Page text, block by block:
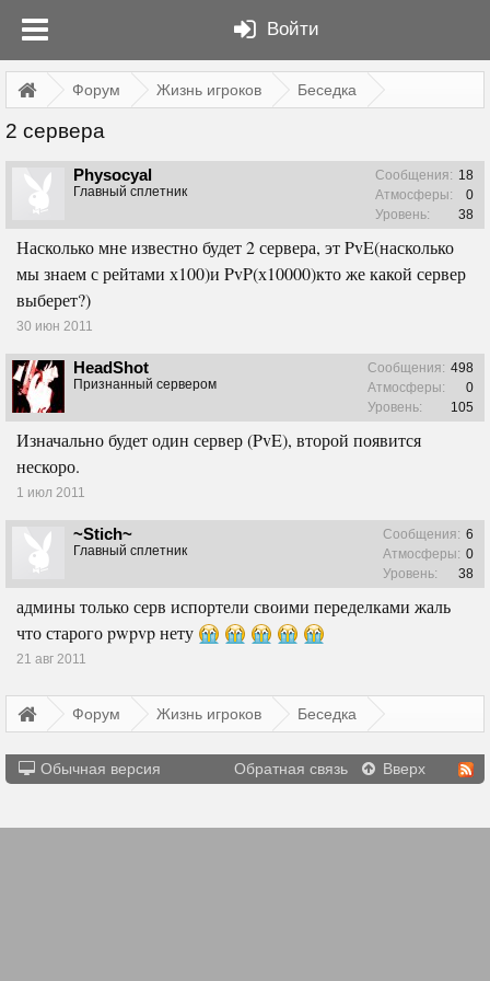
Войти
Форум Жизнь игроков Беседка
2 сервера
Physocyal
Главный сплетник
Сообщения: 18
Атмосферы:
0
Уровень:
38
Насколько мне известно будет 2 сервера, эт PvE(насколько
мы знаем с рейтами х100)и PvP(х10000)кто же какой сервер
выберет?)
30 июн 2011
HeadShot
Признанный сервером
Сообщения: 498
Атмосферы:
0
Уровень:
105
Изначально будет один сервер (PvE), второй появится
нескоро.
1 июл 2011
~Stich~
Главный сплетник
Сообщения: 6
Атмосферы: 0
Уровень:
38
админы только серв испортели своими переделками жаль
что старого pwpvp нету
21 авг 2011
Форум Жизнь игроков Беседка
Обычная версия Обратная связь Вверх